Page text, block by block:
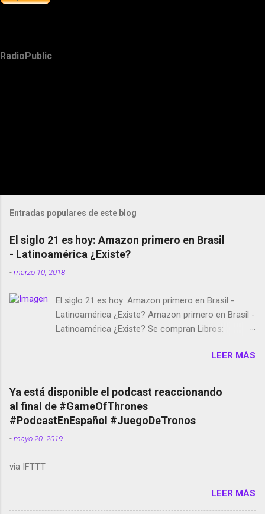
RadioPublic
Entradas populares de este blog
El siglo 21 es hoy: Amazon primero en Brasil
- Latinoamérica ¿Existe?
-marzo 10, 2018
El siglo 21 es hoy: Amazon primero en Brasil -
Latinoamérica ¿Existe? Amazon primero en Brasil -
Latinoamérica ¿Existe? Se compran Libros:
temporada de Black Mirror Twitter deja de verificar
cuentas Responden los fotógrafos Brian May y el
copyright en Instagram Música y vídeo selfies en la
red social Riddley Scott saca a Kevin Spacey de su
película Francisco regaña a los que usan el
smartphone en sus misas La serie de la Tierra
Media GoBee - StartUp de bicicletas de alquiler
Live Photos en Google Photos Llegando Partimos
LEER MÁS
Ya está disponible el podcast reaccionando
al final de #GameOfThrones
#PodcastEnEspañol #JuegoDeTronos
-mayo 20, 2019
via IFTTT
LEER MÁS